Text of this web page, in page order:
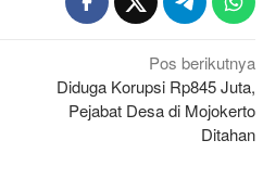
Pos berikutnya
Diduga Korupsi Rp845 Juta,
Pejabat Desa di Mojokerto
Ditahan